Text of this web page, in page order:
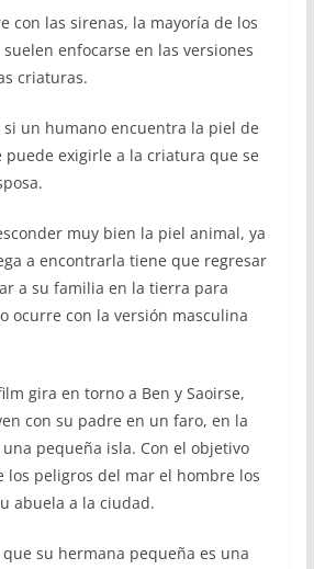
con las sirenas, la mayoría de los
enfocarse en las versiones
criaturas.
si un humano encuentra la piel de
puede exigirle a la criatura que se
muy bien la piel animal, ya
a encontrarla tiene que regresar
a su familia en la tierra para
ocurre con la versión masculina
gira en torno a Ben y Saoirse,
con su padre en un faro, en la
pequeña isla. Con el objetivo
peligros del mar el hombre los
abuela a la ciudad.
su hermana pequeña es una